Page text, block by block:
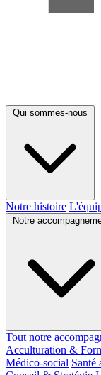
Qui sommes-nous
Notre histoire
Notre
Tout notre
Acculturation &
Médico-social Santé